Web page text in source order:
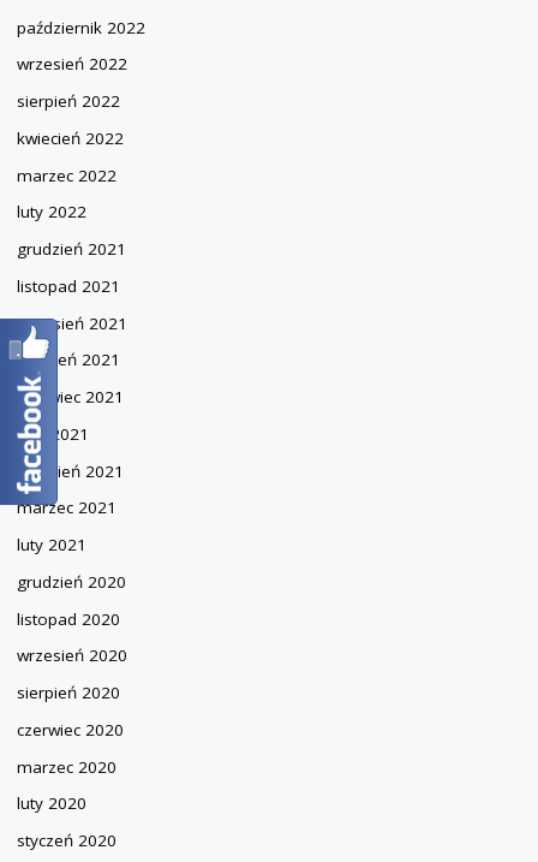
październik 2022
wrzesień 2022
sierpień 2022
kwiecień 2022
marzec 2022
luty 2022
grudzień 2021
listopad 2021
wrzesień 2021
sierpień 2021
czerwiec 2021
maj 2021
kwiecień 2021
marzec 2021
luty 2021
grudzień 2020
listopad 2020
wrzesień 2020
sierpień 2020
czerwiec 2020
marzec 2020
luty 2020
styczeń 2020